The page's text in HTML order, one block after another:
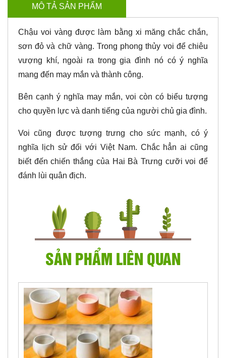
MÔ TẢ SẢN PHẨM
Chậu voi vàng được làm bằng xi măng chắc chắn,
sơn đỏ và chữ vàng. Trong phong thủy voi để chiêu
vượng khí, ngoài ra trong gia đình nó có ý nghĩa
mang đến may mắn và thành công.
Bên cạnh ý nghĩa may mắn, voi còn có biểu tượng
cho quyền lực và danh tiếng của người chủ gia đình.
Voi cũng được tượng trưng cho sức mạnh, có ý
nghĩa lịch sử đối với Việt Nam. Chắc hẳn ai cũng
biết đến chiến thắng của Hai Bà Trưng cưỡi voi để
đánh lùi quân địch.
SẢN PHẨM LIÊN QUAN